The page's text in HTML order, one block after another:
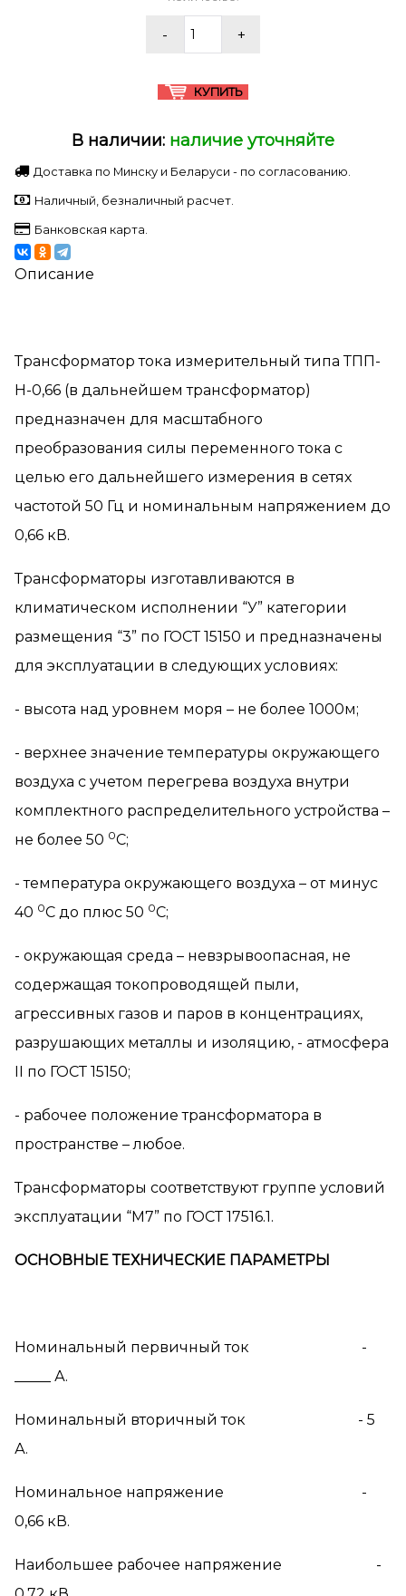
В наличии: наличие уточняйте
Доставка по Минску и Беларуси - по согласованию.
Наличный, безналичный расчет.
Банковская карта.
Описание
Трансформатор тока измерительный типа ТПП-
Н-0,66 (в дальнейшем трансформатор)
предназначен для масштабного
преобразования силы переменного тока с
целью его дальнейшего измерения в сетях
частотой 50 Гц и номинальным напряжением до
0,66 кВ.
Трансформаторы изготавливаются в
климатическом исполнении “У” категории
размещения “3” по ГОСТ 15150 и предназначены
для эксплуатации в следующих условиях:
- высота над уровнем моря – не более 1000м;
- верхнее значение температуры окружающего
воздуха с учетом перегрева воздуха внутри
комплектного распределительного устройства –
не более 50 0С;
- температура окружающего воздуха – от минус
40 0С до плюс 50 0С;
- окружающая среда – невзрывоопасная, не
содержащая токопроводящей пыли,
агрессивных газов и паров в концентрациях,
разрушающих металлы и изоляцию, - атмосфера
II по ГОСТ 15150;
- рабочее положение трансформатора в
пространстве – любое.
Трансформаторы соответствуют группе условий
эксплуатации “М7” по ГОСТ 17516.1.
ОСНОВНЫЕ ТЕХНИЧЕСКИЕ ПАРАМЕТРЫ
Номинальный первичный ток -
_____ А.
Номинальный вторичный ток - 5
А.
Номинальное напряжение -
0,66 кВ.
Наибольшее рабочее напряжение -